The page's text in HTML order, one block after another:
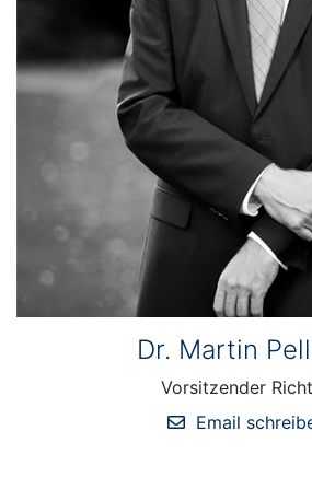
Dr. Martin
Vorsitzender
Email